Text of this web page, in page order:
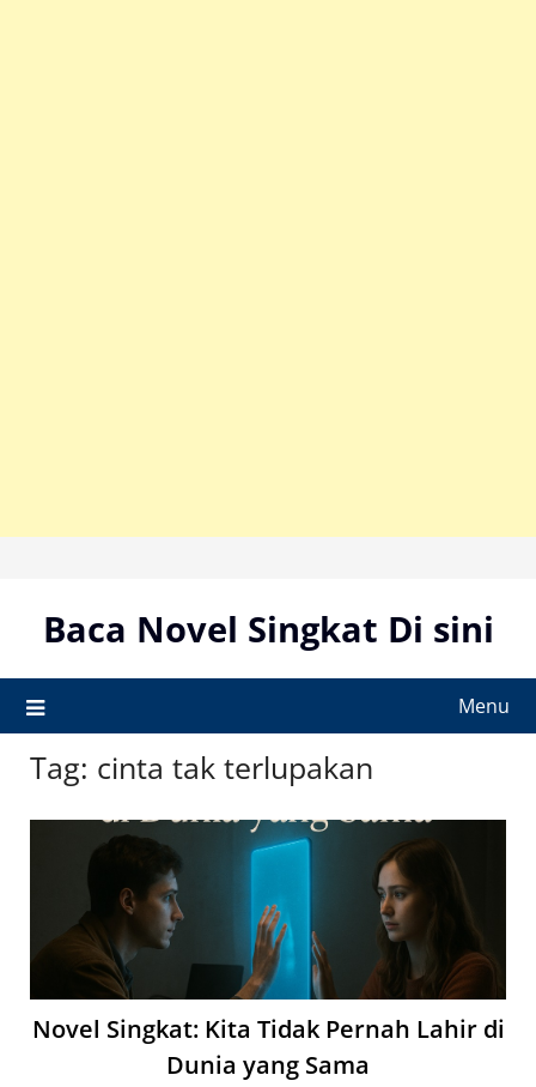
contentBaca Novel Singkat Di sini
Menu
Tag: cinta tak terlupakan
Novel Singkat: Kita Tidak Pernah Lahir di
Dunia yang Sama